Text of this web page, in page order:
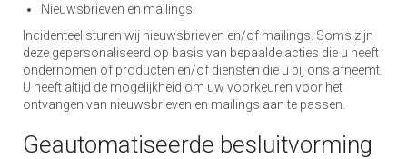
Nieuwsbrieven en mailings
Incidenteel sturen wij nieuwsbrieven en/of mailings. Soms zijn
deze gepersonaliseerd op basis van bepaalde acties die u heeft
ondernomen of producten en/of diensten die u bij ons afneemt.
U heeft altijd de mogelijkheid om uw voorkeuren voor het
ontvangen van nieuwsbrieven en mailings aan te passen.
Geautomatiseerde besluitvorming